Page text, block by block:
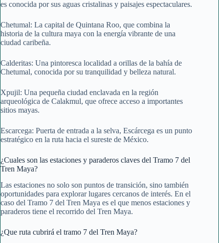
es conocida por sus aguas cristalinas y paisajes espectaculares.
Chetumal: La capital de Quintana Roo, que combina la
historia de la cultura maya con la energía vibrante de una
ciudad caribeña.
Calderitas: Una pintoresca localidad a orillas de la bahía de
Chetumal, conocida por su tranquilidad y belleza natural.
Xpujil: Una pequeña ciudad enclavada en la región
arqueológica de Calakmul, que ofrece acceso a importantes
sitios mayas.
Escarcega: Puerta de entrada a la selva, Escárcega es un punto
estratégico en la ruta hacia el sureste de México.
¿Cuales son las estaciones y paraderos claves del Tramo 7 del
Tren Maya?
Las estaciones no solo son puntos de transición, sino también
oportunidades para explorar lugares cercanos de interés. En el
caso del Tramo 7 del Tren Maya es el que menos estaciones y
paraderos tiene el recorrido del Tren Maya.
¿Que ruta cubrirá el tramo 7 del Tren Maya?